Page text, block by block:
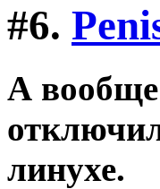
#6.
А вообще
линухе.